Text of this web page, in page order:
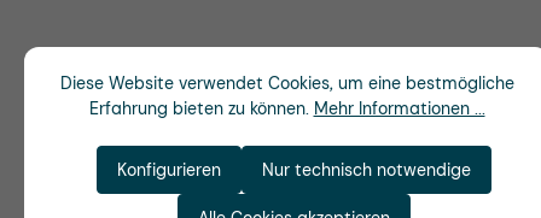
Diese Website verwendet Cookies, um eine bestmögliche
Erfahrung bieten zu können. Mehr Informationen ...
Nur technisch notwendige
Konfigurieren